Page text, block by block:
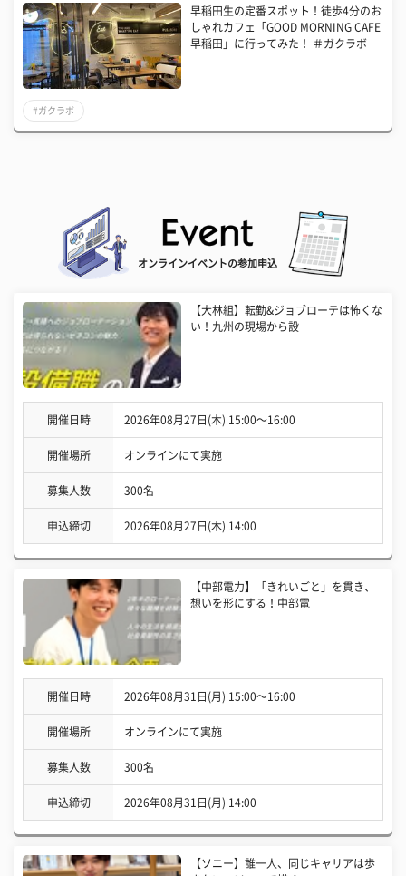
早稲田生の定番スポット！徒歩4分のお
しゃれカフェ「GOOD MORNING CAFE
早稲田」に行ってみた！ ＃ガクラボ
#ガクラボ
オンラインイベントの参加申込
【大林組】転勤&ジョブローテは怖くな
い！九州の現場から設
開催日時 2026年08月27日(木) 15:00〜16:00
開催場所 オンラインにて実施
募集人数 300名
申込締切 2026年08月27日(木) 14:00
【中部電力】「きれいごと」を貫き、
想いを形にする！中部電
開催日時 2026年08月31日(月) 15:00〜16:00
開催場所 オンラインにて実施
募集人数 300名
申込締切 2026年08月31日(月) 14:00
【ソニー】誰一人、同じキャリアは歩